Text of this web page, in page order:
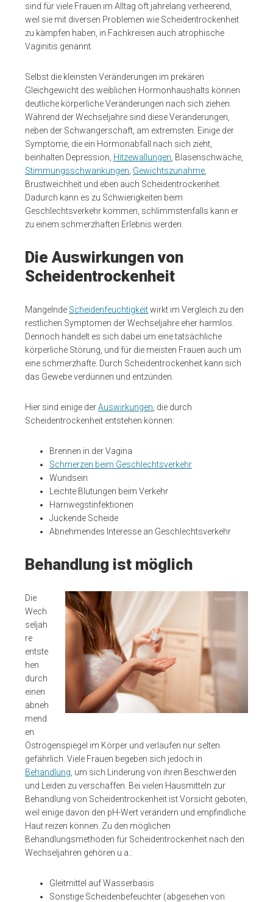
sind für viele Frauen im Alltag oft jahrelang verheerend,
weil sie mit diversen Problemen wie Scheidentrockenheit
zu kämpfen haben, in Fachkreisen auch atrophische
Vaginitis genannt.
Selbst die kleinsten Veränderungen im prekären
Gleichgewicht des weiblichen Hormonhaushalts können
deutliche körperliche Veränderungen nach sich ziehen.
Während der Wechseljahre sind diese Veränderungen,
neben der Schwangerschaft, am extremsten. Einige der
Symptome, die ein Hormonabfall nach sich zieht,
beinhalten Depression, Hitzewallungen , Blasenschwäche,
Stimmungsschwankungen Gewichtszunahme
Brustweichheit und eben auch Scheidentrockenheit.
Dadurch kann es zu Schwierigkeiten beim
Geschlechtsverkehr kommen, schlimmstenfalls kann er
zu einem schmerzhaften Erlebnis werden.
Die Auswirkungen von
Scheidentrockenheit
Mangelnde Scheidenfeuchtigkeitwirkt im Vergleich zu den
restlichen Symptomen der Wechseljahre eher harmlos.
Dennoch handelt es sich dabei um eine tatsächliche
körperliche Störung, und für die meisten Frauen auch um
eine schmerzhafte. Durch Scheidentrockenheit kann sich
das Gewebe verdünnen und entzünden.
Hier sind einige derAuswirkungen , die durch
Scheidentrockenheit entstehen können:
Brennen in der Vagina
Schmerzen beim Geschlechtsverkehr
Wundsein
Leichte Blutungen beim Verkehr
Harnwegstinfektionen
Juckende Scheide
Abnehmendes Interesse an Geschlechtsverkehr
Behandlung ist möglich
Die
Wech
seljah
re
entste
hen
durch
einen
abneh
mend
en
Östrogenspiegel im Körper und verlaufen nur selten
gefährlich. Viele Frauen begeben sich jedoch in
Behandlung , um sich Linderung von ihren Beschwerden
und Leiden zu verschaffen. Bei vielen Hausmitteln zur
Behandlung von Scheidentrockenheit ist Vorsicht geboten,
weil einige davon den pH-Wert verändern und empfindliche
Haut reizen können. Zu den möglichen
Behandlungsmethoden für Scheidentrockenheit nach den
Wechseljahren gehören u.a.:
Gleitmittel auf Wasserbasis
Sonstige Scheidenbefeuchter (abgesehen von